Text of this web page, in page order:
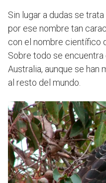
Sin lugar a dudas se
por ese nombre tan
con el nombre científico
Sobre todo se
Australia, aunque se han
al resto del mundo.